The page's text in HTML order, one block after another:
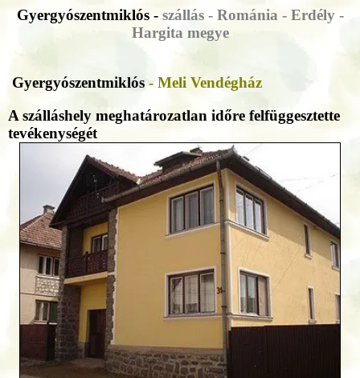
Gyergyószentmiklós - szállás - Románia - Erdély -
Hargita megye
Gyergyószentmiklós - Meli Vendégház
A szálláshely meghatározatlan időre felfüggesztette
tevékenységét